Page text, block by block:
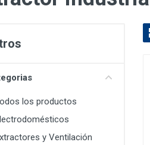
los productos
y Ventilación